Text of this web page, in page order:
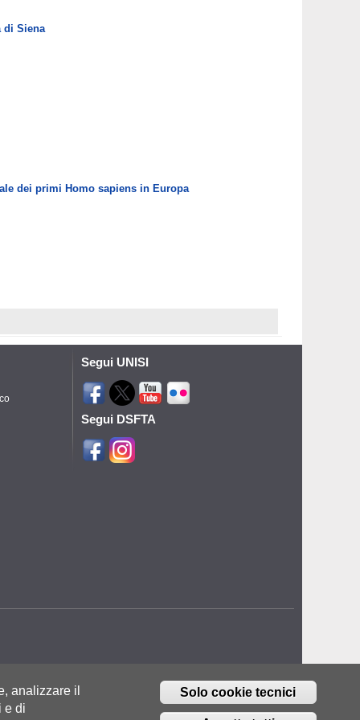
di Siena
dei primi Homo sapiens in Europa
Segui UNISI
Segui DSFTA
analizzare il
e di
Solo cookie tecnici